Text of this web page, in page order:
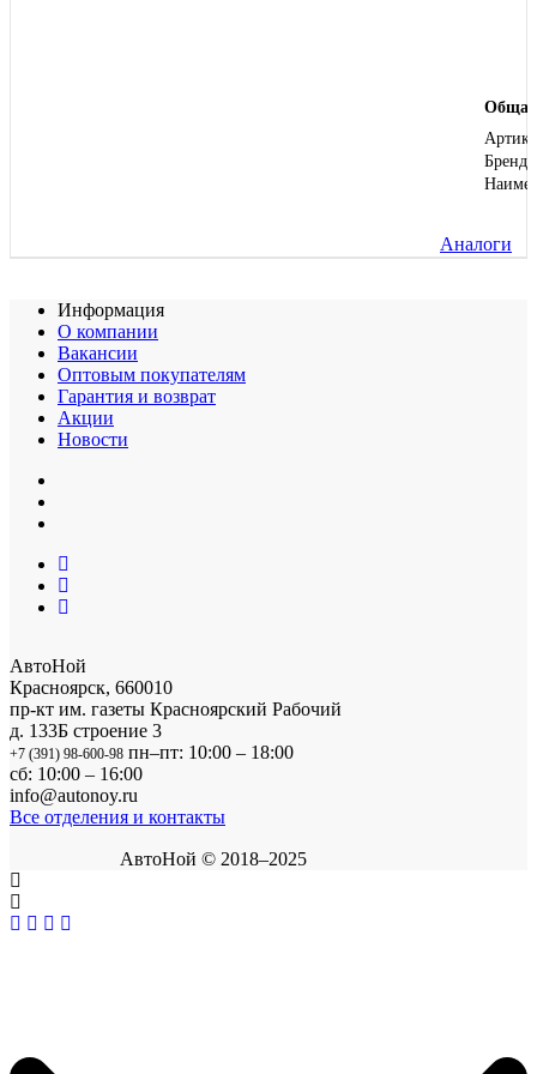
Бренд
Аналоги
Информация
О компании
Вакансии
Оптовым покупателям
Гарантия и возврат
Акции
Новости
АвтоНой
Красноярск, 660010
пр-кт им. газеты Красноярский Рабочий
д. 133Б строение 3
+7 (391) 98-600-98 пн–пт: 10:00 – 18:00
сб: 10:00 – 16:00
info@autonoy.ru
Все отделения и контакты
АвтоНой © 2018–2025